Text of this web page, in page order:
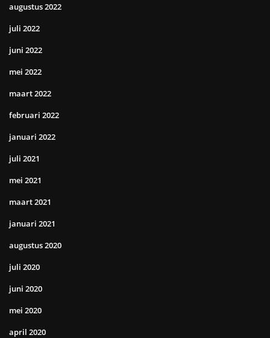
augustus 2022
juli 2022
juni 2022
mei 2022
maart 2022
februari 2022
januari 2022
juli 2021
mei 2021
maart 2021
januari 2021
augustus 2020
juli 2020
juni 2020
mei 2020
april 2020